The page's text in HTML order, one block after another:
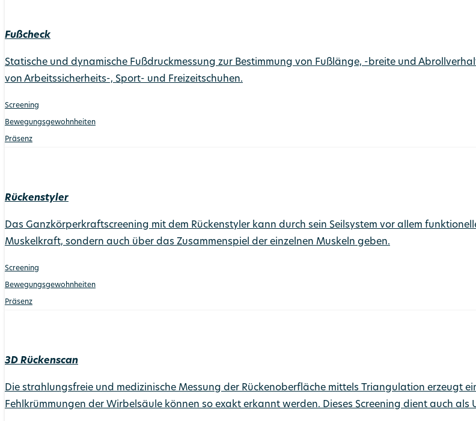
Fußcheck
Statische und dynamische Fußdruckmessung zur Bestimmung von Fußlänge, -breite und
von Arbeitssicherheits-, Sport- und Freizeitschuhen.
Screening
Bewegungs­gewohnheiten
Präsenz
Rückenstyler
Das Ganzkörperkraftscreening mit dem Rückenstyler kann durch sein Seilsystem vor allem
Muskelkraft, sondern auch über das Zusammenspiel der einzelnen Muskeln geben.
Screening
Bewegungs­gewohnheiten
Präsenz
3D Rückenscan
Die strahlungsfreie und medizinische Messung der Rückenoberfläche mittels Triangulation erzeugt
Fehlkrümmungen der Wirbelsäule können so exakt erkannt werden. Dieses Screening dient auch als